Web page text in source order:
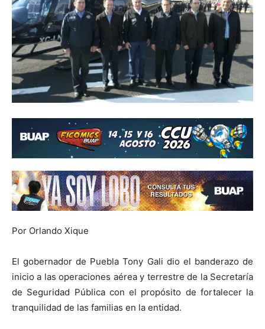
Por Orlando Xique
El gobernador de Puebla Tony Gali dio el banderazo de
inicio a las operaciones aérea y terrestre de la Secretaría
de Seguridad Pública con el propósito de fortalecer la
tranquilidad de las familias en la entidad.